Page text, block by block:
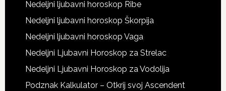
Nedeljni ljubavni horoskop Ribe
Nedeljni ljubavni horoskop Škorpija
Nedeljni ljubavni horoskop Vaga
Nedeljni Ljubavni Horoskop za Strelac
Nedeljni Ljubavni Horoskop za Vodolija
Podznak Kalkulator – Otkrij svoj Ascendent